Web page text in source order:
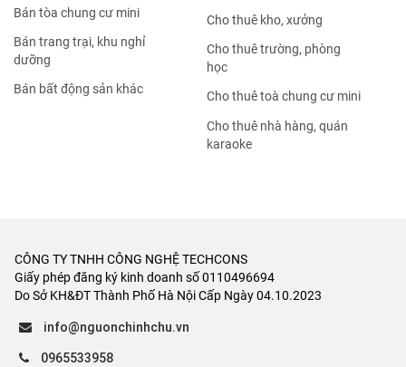
Bán tòa chung cư mini
Bán trang trại, khu nghỉ
dưỡng
Bán bất động sản khác
Cho thuê kho, xưởng
Cho thuê trường, phòng
học
Cho thuê toà chung cư mini
Cho thuê nhà hàng, quán
karaoke
CÔNG TY TNHH CÔNG NGHỆ TECHCONS
Giấy phép đăng ký kinh doanh số 0110496694
Do Sở KH&ĐT Thành Phố Hà Nội Cấp Ngày 04.10.2023
info@nguonchinhchu.vn
0965533958